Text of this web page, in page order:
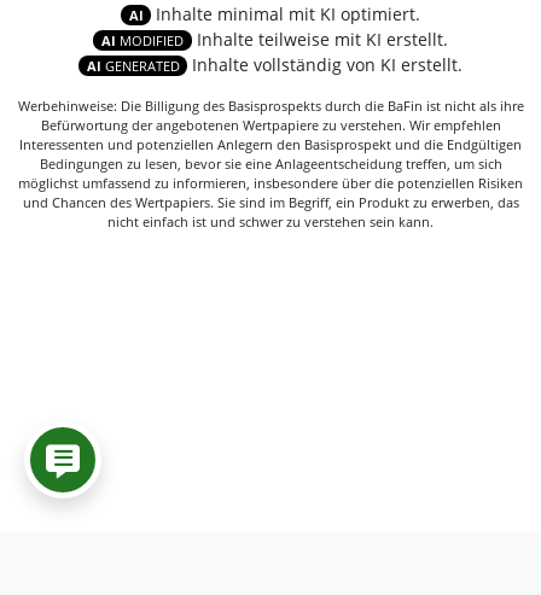
AI Inhalte minimal mit KI optimiert.
AI MODIFIED Inhalte teilweise mit KI erstellt.
AI GENERATED Inhalte vollständig von KI erstellt.
Werbehinweise: Die Billigung des Basisprospekts durch die BaFin ist nicht als ihre
Befürwortung der angebotenen Wertpapiere zu verstehen. Wir empfehlen
Interessenten und potenziellen Anlegern den Basisprospekt und die Endgültigen
Bedingungen zu lesen, bevor sie eine Anlageentscheidung treffen, um sich
möglichst umfassend zu informieren, insbesondere über die potenziellen Risiken
und Chancen des Wertpapiers. Sie sind im Begriff, ein Produkt zu erwerben, das
nicht einfach ist und schwer zu verstehen sein kann.